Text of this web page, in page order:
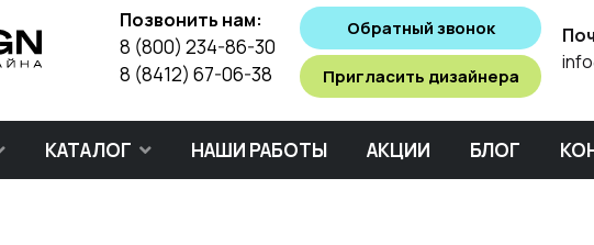
Позвонить нам:
8 (800) 234-86-30
8 (8412) 67-06-38
Обратный звонок
Пригласить дизайнера
КАТАЛОГ НАШИ РАБОТЫ АКЦИИ БЛОГ